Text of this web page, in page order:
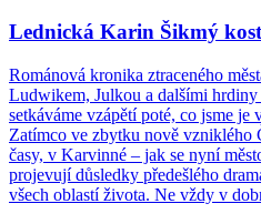
Lednická Karin Šikmý
Románová kronika ztraceného
Ludwikem, Julkou a dalšími
setkáváme vzápětí poté, co jsme
Zatímco ve zbytku nově vzniklého
časy, v Karvinné – jak se nyní
projevují důsledky předešlého
všech oblastí života. Ne vždy v